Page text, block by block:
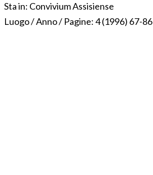
Sta in: Convivium Assisiense
Luogo / Anno / Pagine:4 (1996) 67-86